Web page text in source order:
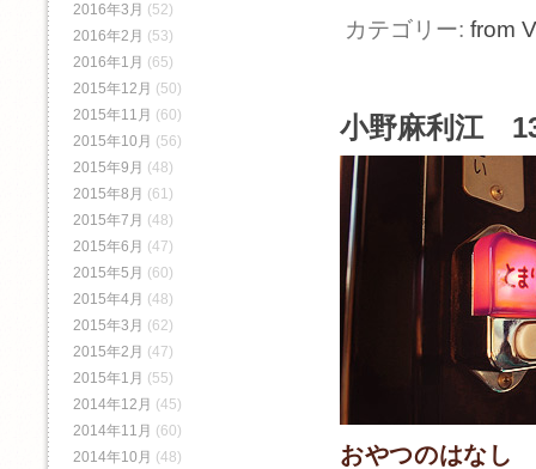
カテゴリー: from
小野麻利江
おやつのはなし
2016年3月 (52)
2016年2月 (53)
2016年1月 (65)
2015年12月 (50)
2015年11月 (60)
2015年10月 (56)
2015年9月 (48)
2015年8月 (61)
2015年7月 (48)
2015年6月 (47)
2015年5月 (60)
2015年4月 (48)
2015年3月 (62)
2015年2月 (47)
2015年1月 (55)
2014年12月 (45)
2014年11月 (60)
2014年10月 (48)